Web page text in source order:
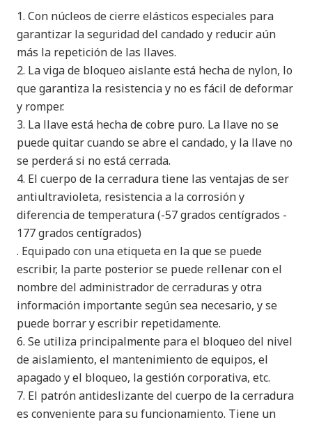
1. Con núcleos de cierre elásticos especiales para
garantizar la seguridad del candado y reducir aún
más la repetición de las llaves.
2. La viga de bloqueo aislante está hecha de nylon, lo
que garantiza la resistencia y no es fácil de deformar
y romper.
3. La llave está hecha de cobre puro. La llave no se
puede quitar cuando se abre el candado, y la llave no
se perderá si no está cerrada.
4. El cuerpo de la cerradura tiene las ventajas de ser
antiultravioleta, resistencia a la corrosión y
diferencia de temperatura (-57 grados centígrados -
177 grados centígrados)
. Equipado con una etiqueta en la que se puede
escribir, la parte posterior se puede rellenar con el
nombre del administrador de cerraduras y otra
información importante según sea necesario, y se
puede borrar y escribir repetidamente.
6. Se utiliza principalmente para el bloqueo del nivel
de aislamiento, el mantenimiento de equipos, el
apagado y el bloqueo, la gestión corporativa, etc.
7. El patrón antideslizante del cuerpo de la cerradura
es conveniente para su funcionamiento. Tiene un